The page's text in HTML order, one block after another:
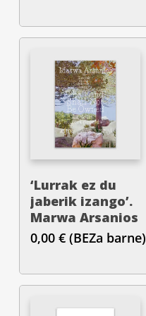
‘Lurrak ez du
jaberik izango’.
Marwa Arsanios
0,00 € (BEZa barne)